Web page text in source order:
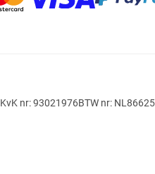
KvK nr: 93021976BTW nr: